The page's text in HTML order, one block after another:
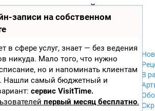
записи на собственном
в сфере услуг, знает — без ведения
никуда. Мало того, что нужно
но и напоминать клиентам
Нашли самый бюджетный и
сервис VisitTime.
первый месяц бесплатно.
ла
ор
ы
Xbox 360
Wii
GameCube
PS
PS2
PS3
Nintendo 64
В